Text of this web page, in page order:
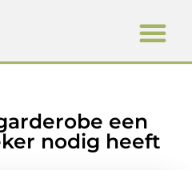
een
nodig heeft